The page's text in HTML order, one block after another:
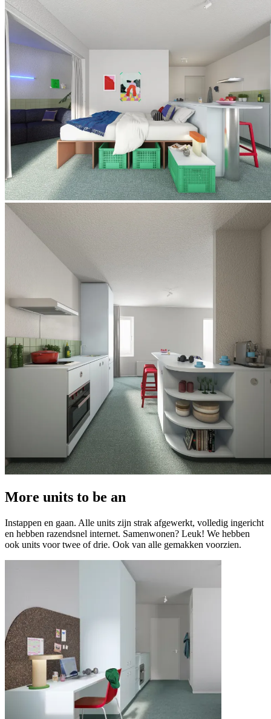
More units to be an
Instappen en gaan. Alle units zijn strak afgewerkt, volledig ingericht
en hebben razendsnel internet. Samenwonen? Leuk! We hebben
ook units voor twee of drie. Ook van alle gemakken voorzien.